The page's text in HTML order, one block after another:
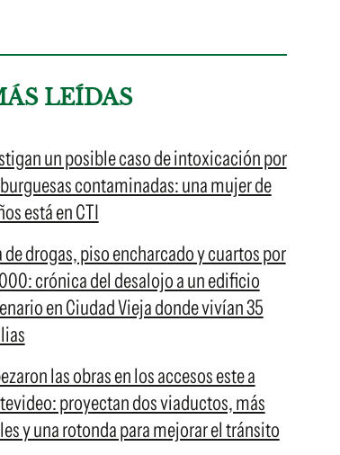
LEÍDAS
un posible caso de intoxicación por
contaminadas: una mujer de
está en CTI
de drogas, piso encharcado y cuartos por
crónica del desalojo a un edificio
en Ciudad Vieja donde vivían 35
las obras en los accesos este a
proyectan dos viaductos, más
y una rotonda para mejorar el tránsito